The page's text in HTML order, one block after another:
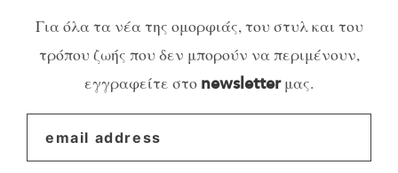
Για όλα τα νέα της ομορφιάς, του στυλ και του
τρόπου ζωής που δεν μπορούν να περιμένουν,
εγγραφείτε στο newsletterμας.